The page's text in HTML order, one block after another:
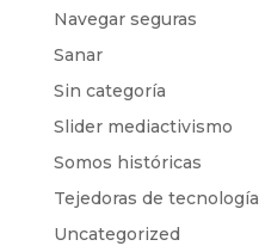
Navegar seguras
Sanar
Sin categoría
Slider mediactivismo
Somos históricas
Tejedoras de tecnología
Uncategorized